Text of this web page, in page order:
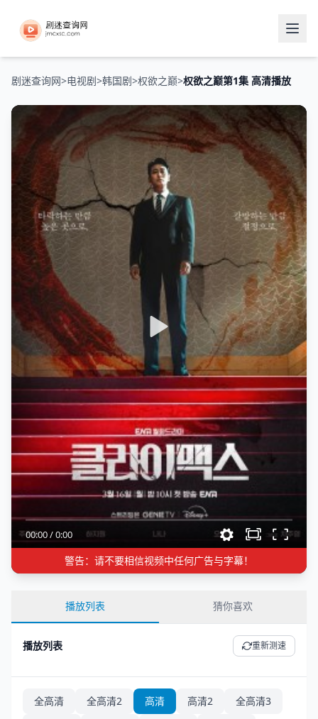
剧迷查询网>电视剧>韩国剧>权欲之巅>权欲之巅第1集 高清播放
00:00/0:00
警告：请不要相信视频中任何广告与字幕！
播放列表 猜你喜欢
播放列表 重新测速
全高清 全高清2 高清 高清2
全高清3